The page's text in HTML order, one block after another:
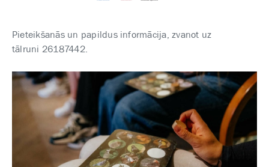
Pieteikšanās un papildus informācija, zvanot uz
tālruni 26187442.